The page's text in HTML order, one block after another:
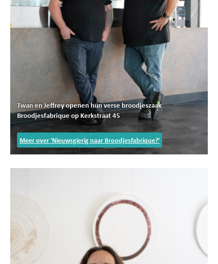
Twan en Jeffrey openen hun verse broodjeszaak
Broodjesfabrique op Kerkstraat 45
Meer over 'Nieuwsgierig naar Broodjesfabrique?'